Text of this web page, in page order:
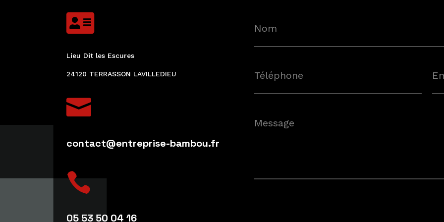

Lieu Dit les Escures
24120 TERRASSON LAVILLEDIEU

contact@entreprise-bambou.fr

05 53 50 04 16